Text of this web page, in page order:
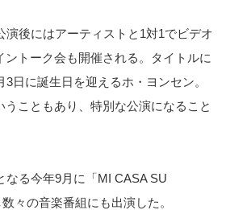
演後にはアーティストと1対1でビデオ
ントーク会も開催される。タイトルに
3日に誕生日を迎えるホ・ヨンセン。
うこともあり、特別な公演になること
なる今年9月に「MI CASA SU
々の音楽番組にも出演した。